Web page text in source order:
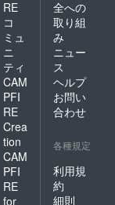
RE
コ
ミュ
ニ
ティ
CAM
PFI
RE
Crea
tion
CAM
PFI
RE
for
全への
取り組
み
ニュー
ス
ヘルプ
お問い
合わせ
各種規定
利用規
約
細則